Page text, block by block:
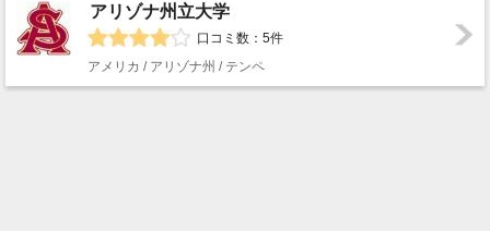
アリゾナ州立大学
口コミ数：5件
アメリカ / アリゾナ州 / テンペ